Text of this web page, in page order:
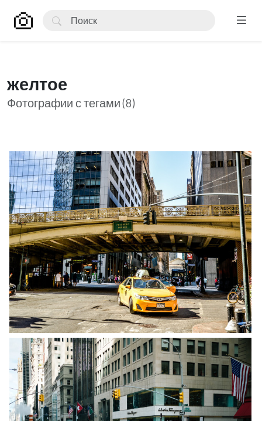
желтое
Фотографии с тегами (8)